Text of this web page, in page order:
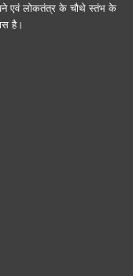
एवं लोकतंत्र के चौथे स्तंभ के
है।